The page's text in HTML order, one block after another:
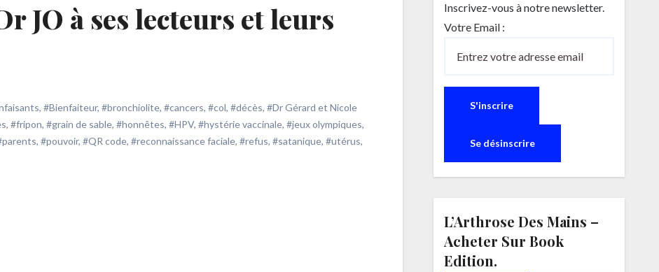
JO à ses lecteurs et leurs
, #Bienfaiteur, #bronchiolite, #cancers, #col, #décès, #Dr Gérard et Nicole
, #fripon, #grain de sable, #honnêtes, #HPV, #hystérie vaccinale, #jeux olympiques,
, #pouvoir, #QR code, #reconnaissance faciale, #refus, #satanique, #utérus,
Inscrivez-vous à notre newsletter.
Votre Email :
L’Arthrose Des Mains –
Acheter Sur Book
Edition.